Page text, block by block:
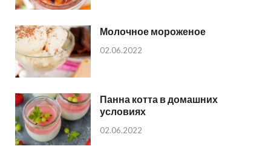
Молочное мороженое
02.06.2022
Панна котта в домашних
условиях
02.06.2022